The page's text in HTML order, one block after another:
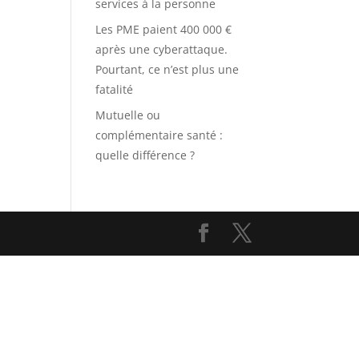
services à la personne
Les PME paient 400 000 €
après une cyberattaque.
Pourtant, ce n’est plus une
fatalité
Mutuelle ou
complémentaire santé :
quelle différence ?